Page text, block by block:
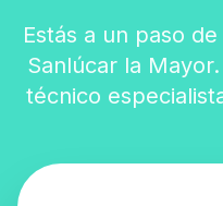
Estás a un paso
Sanlúcar la
técnico